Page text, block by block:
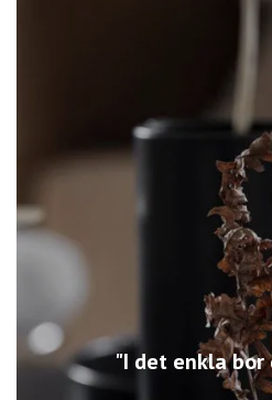
"I det enkla bor